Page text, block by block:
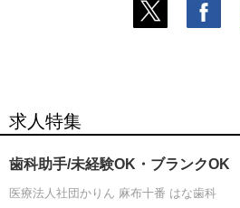
求人特集
歯科助手/未経験OK・ブランクOK
医療法人社団かりん 麻布十番 はな歯科